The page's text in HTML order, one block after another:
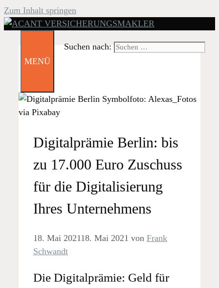
Zum Inhalt springen
Suchen nach:
MENÜ
Digitalprämie Berlin: bis
zu 17.000 Euro Zuschuss
für die Digitalisierung
Ihres Unternehmens
18. Mai 202118. Mai 2021 von Frank
Schwandt
Die Digitalprämie: Geld für